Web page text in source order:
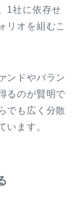
1社に依存せ
リオを組むこ
ンドやバラン
るのが賢明で
でも広く分散
います。